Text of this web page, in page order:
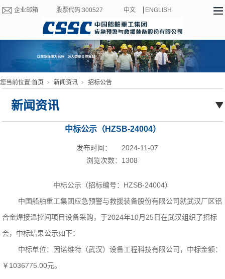
企业邮箱 股票代码:300527 中文 ENGLISH
您当前位置:首页 新闻资讯 招标公告
新闻资讯
中标公示（HZSB-24004）
2024-11-07
发布时间：
浏览次数： 1308
中标公示（招标编号：HZSB-24004）
中国船舶重工集团应急预警与救援装备股份有限公司就武汉厂区铝
合金焊接温控间项目设备采购，于2024年10月25日在武汉组织了招标
会，中标结果公示如下：
中标单位：因诺维特（武汉）设备工程科技有限公司，中标金额：
￥1036775.00元。